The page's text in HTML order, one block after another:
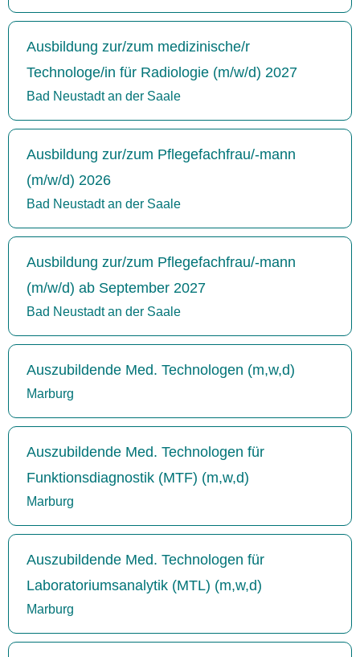
Ausbildung zur/zum medizinische/r
Technologe/in für Radiologie (m/w/d) 2027
Bad Neustadt an der Saale
Ausbildung zur/zum Pflegefachfrau/-mann
(m/w/d) 2026
Bad Neustadt an der Saale
Ausbildung zur/zum Pflegefachfrau/-mann
(m/w/d) ab September 2027
Bad Neustadt an der Saale
Auszubildende Med. Technologen (m,w,d)
Marburg
Auszubildende Med. Technologen für
Funktionsdiagnostik (MTF) (m,w,d)
Marburg
Auszubildende Med. Technologen für
Laboratoriumsanalytik (MTL) (m,w,d)
Marburg